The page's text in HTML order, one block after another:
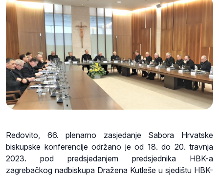
Redovito, 66. plenarno zasjedanje Sabora Hrvatske
biskupske konferencije održano je od 18. do 20. travnja
2023. pod predsjedanjem predsjednika HBK-a
zagrebačkog nadbiskupa Dražena Kutleše u sjedištu HBK-